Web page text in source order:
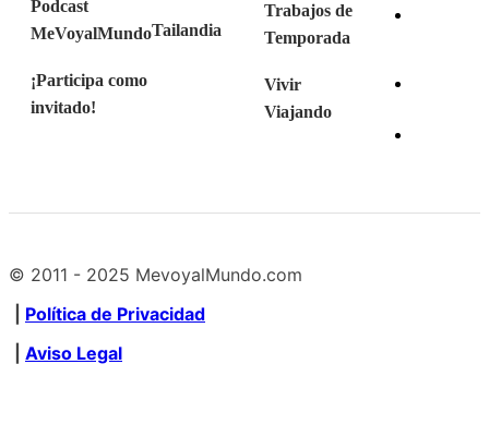
Podcast
MeVoyalMundo
¡Participa como
invitado!
Tailandia
Trabajos de
Temporada
Vivir
Viajando
© 2011 - 2025 MevoyalMundo.com
Política de Privacidad
Aviso Legal